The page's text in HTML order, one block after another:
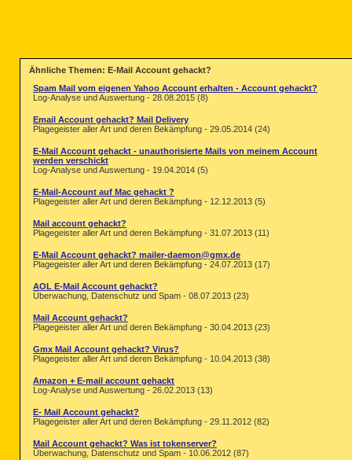
Ähnliche Themen: E-Mail Account gehackt?
Spam Mail vom eigenen Yahoo Account erhalten - Account gehackt?
Log-Analyse und Auswertung - 28.08.2015 (8)
Email Account gehackt? Mail Delivery
Plagegeister aller Art und deren Bekämpfung - 29.05.2014 (24)
E-Mail Account gehackt - unauthorisierte Mails von meinem Account
werden verschickt
Log-Analyse und Auswertung - 19.04.2014 (5)
E-Mail-Account auf Mac gehackt ?
Plagegeister aller Art und deren Bekämpfung - 12.12.2013 (5)
Mail account gehackt?
Plagegeister aller Art und deren Bekämpfung - 31.07.2013 (11)
E-Mail Account gehackt? mailer-daemon@gmx.de
Plagegeister aller Art und deren Bekämpfung - 24.07.2013 (17)
AOL E-Mail Account gehackt?
Überwachung, Datenschutz und Spam - 08.07.2013 (23)
Mail Account gehackt?
Plagegeister aller Art und deren Bekämpfung - 30.04.2013 (23)
Gmx Mail Account gehackt? Virus?
Plagegeister aller Art und deren Bekämpfung - 10.04.2013 (38)
Amazon + E-mail account gehackt
Log-Analyse und Auswertung - 26.02.2013 (13)
E- Mail Account gehackt?
Plagegeister aller Art und deren Bekämpfung - 29.11.2012 (82)
Mail Account gehackt? Was ist tokenserver?
Überwachung, Datenschutz und Spam - 10.06.2012 (87)